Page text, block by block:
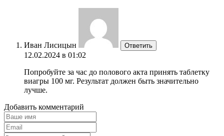
Иван Лисицын Ответить
12.02.2024 в 01:02
Попробуйте за час до полового акта принять таблетку
виагры 100 мг. Результат должен быть значительно
лучше.
Добавить комментарий